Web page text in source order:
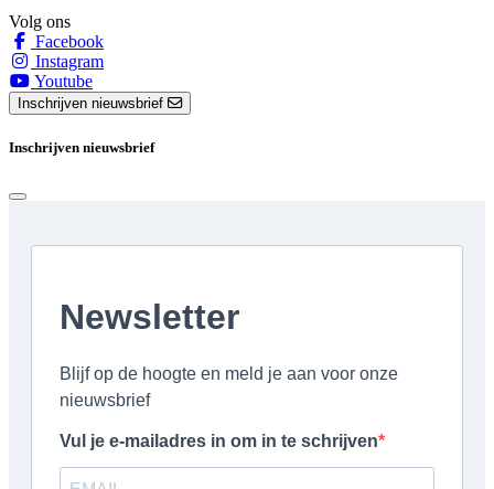
Volg ons
Facebook
Instagram
Youtube
Inschrijven nieuwsbrief
Inschrijven nieuwsbrief